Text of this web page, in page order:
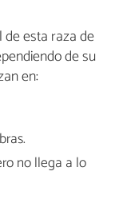
de esta raza de
de su
en:
no llega a lo